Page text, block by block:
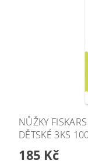
NŮŽKY
DĚTSKÉ 3KS
185 Kč